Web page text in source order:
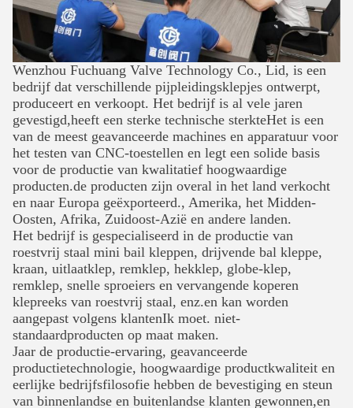
VERZENDEN
Wenzhou Fuchuang Valve Technology Co., Lid, is een
bedrijf dat verschillende pijpleidingsklepjes ontwerpt,
produceert en verkoopt. Het bedrijf is al vele jaren
gevestigd,heeft een sterke technische sterkteHet is een
van de meest geavanceerde machines en apparatuur voor
het testen van CNC-toestellen en legt een solide basis
voor de productie van kwalitatief hoogwaardige
producten.de producten zijn overal in het land verkocht
en naar Europa geëxporteerd., Amerika, het Midden-
Oosten, Afrika, Zuidoost-Azië en andere landen.
Het bedrijf is gespecialiseerd in de productie van
roestvrij staal mini bail kleppen, drijvende bal kleppe,
kraan, uitlaatklep, remklep, hekklep, globe-klep,
remklep, snelle sproeiers en vervangende koperen
klepreeks van roestvrij staal, enz.en kan worden
aangepast volgens klantenIk moet. niet-
standaardproducten op maat maken.
Jaar de productie-ervaring, geavanceerde
productietechnologie, hoogwaardige productkwaliteit en
eerlijke bedrijfsfilosofie hebben de bevestiging en steun
van binnenlandse en buitenlandse klanten gewonnen,en